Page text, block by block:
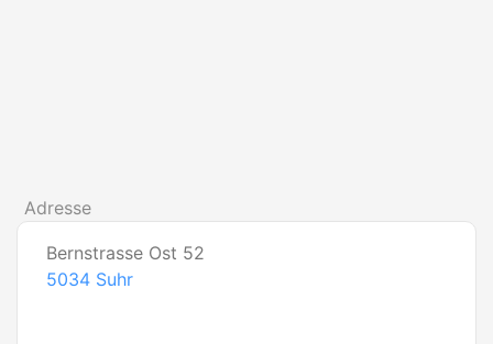
Adresse
Bernstrasse Ost 52
5034 Suhr